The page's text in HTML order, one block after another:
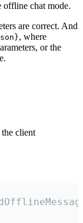
offline chat mode.
are correct. And
, where
or the
client